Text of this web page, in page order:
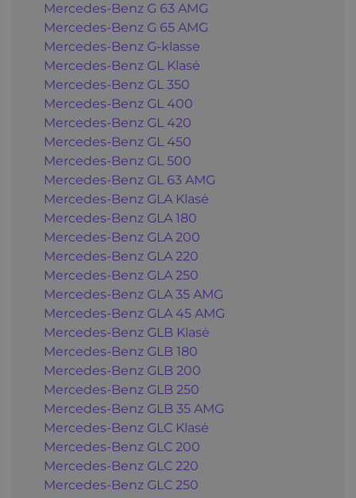
Mercedes-Benz G 63 AMG
Mercedes-Benz G 65 AMG
Mercedes-Benz G-klasse
Mercedes-Benz GL Klasė
Mercedes-Benz GL 350
Mercedes-Benz GL 400
Mercedes-Benz GL 420
Mercedes-Benz GL 450
Mercedes-Benz GL 500
Mercedes-Benz GL 63 AMG
Mercedes-Benz GLA Klasė
Mercedes-Benz GLA 180
Mercedes-Benz GLA 200
Mercedes-Benz GLA 220
Mercedes-Benz GLA 250
Mercedes-Benz GLA 35 AMG
Mercedes-Benz GLA 45 AMG
Mercedes-Benz GLB Klasė
Mercedes-Benz GLB 180
Mercedes-Benz GLB 200
Mercedes-Benz GLB 250
Mercedes-Benz GLB 35 AMG
Mercedes-Benz GLC Klasė
Mercedes-Benz GLC 200
Mercedes-Benz GLC 220
Mercedes-Benz GLC 250